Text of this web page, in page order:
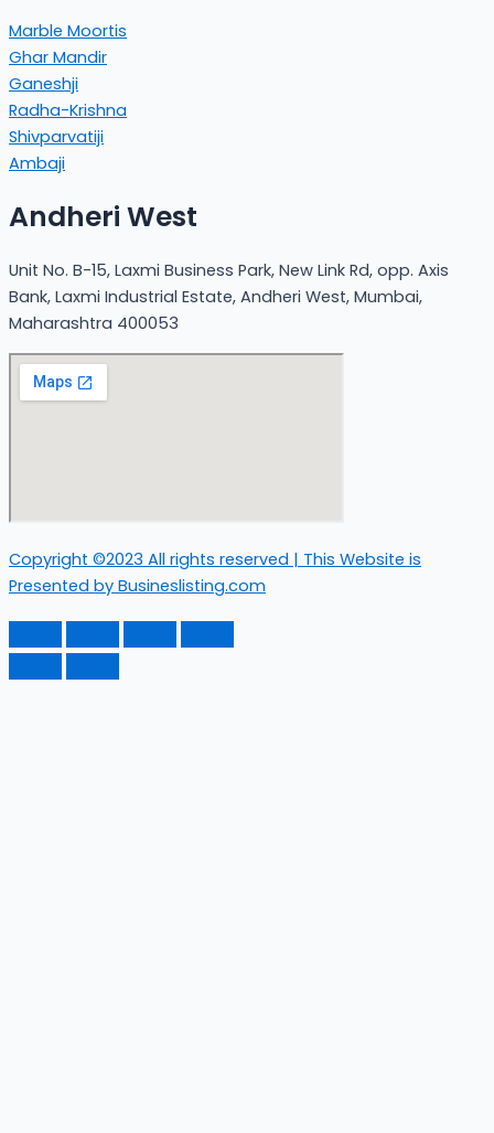
Marble Moortis
Ghar Mandir
Ganeshji
Radha-Krishna
Shivparvatiji
Ambaji
Andheri West
Unit No. B-15, Laxmi Business Park, New Link Rd, opp. Axis
Bank, Laxmi Industrial Estate, Andheri West, Mumbai,
Maharashtra 400053
Copyright ©2023 All rights reserved | This Website is
Presented by Busineslisting.com